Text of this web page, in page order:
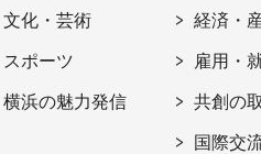
文化・芸術
スポーツ
横浜の魅力発信
経済・
雇用・
共創の
国際交